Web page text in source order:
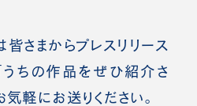
さまからプレスリリース
うちの作品をぜひ紹介さ
気軽にお送りください。